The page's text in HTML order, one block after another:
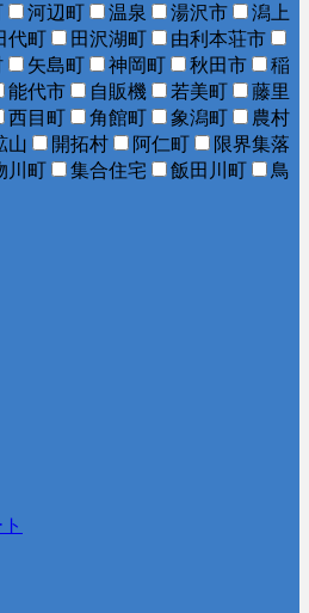
河辺町 温泉 湯沢市
潟上
代町 田沢湖町
由利本荘市
矢島町 神岡町 秋田市
稲
能代市 自販機 若美町
藤里
西目町 角館町 象潟町
農村
山 開拓村 阿仁町
限界集落
川町 集合住宅 飯田川町
鳥